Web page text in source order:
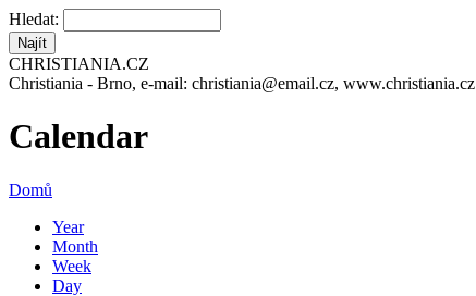
Hledat:
CHRISTIANIA.CZ
Christiania - Brno, e-mail: christiania@email.cz, www.christiania.cz
Calendar
Domů
Year
Month
Week
Day